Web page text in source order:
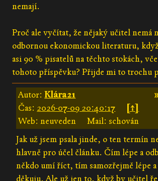
nemají.
Proč ale vyčítat, že nějaký učitel nemá
odbornou ekonomickou literaturu,
asi 90 % pisatelů na těchto stokách,
tohoto příspěvku? Přijde mi to trochu
Autor:Klára21
Čas: 2026-07-09 20:40:17
[↑]
Web: neuveden
Mail: schován
Jak už jsem psala jinde, o ten termín
hlavně pro účel článku. Čím lépe a
někdo umí říct, tím samozřejmě lépe
děkuju. Ale už jen to, když by učitel